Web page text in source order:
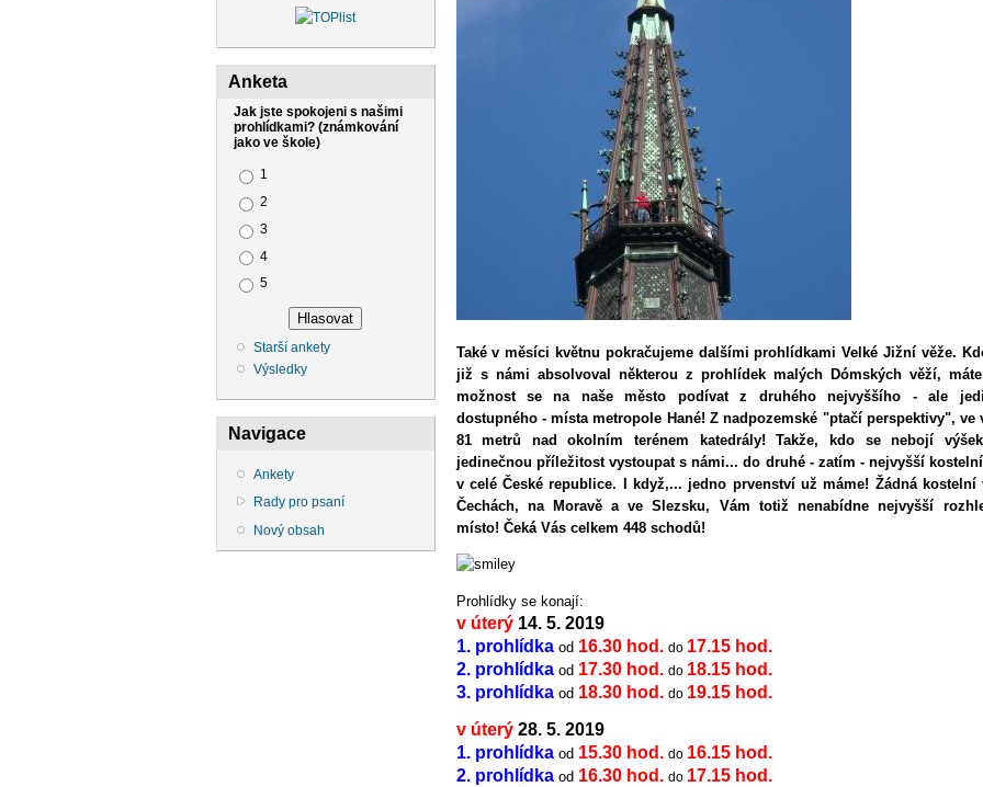
Anketa
Jak jste spokojeni s našimi
prohlídkami? (známkování
jako ve škole)
Možnosti výběru
1
2
3
4
5
Starší ankety
Výsledky
Navigace
Ankety
Rady pro psaní
Nový obsah
Také v měsíci květnu pokračujeme dalšími prohlídkami Velké Jižní věže.
již s námi absolvoval některou z prohlídek malých Dómských věží,
možnost se na naše město podívat z druhého nejvyššího - ale
dostupného - místa metropole Hané! Z nadpozemské "ptačí perspektivy", ve
81 metrů nad okolním terénem katedrály! Takže, kdo se nebojí
jedinečnou příležitost vystoupat s námi... do druhé - zatím - nejvyšší
v celé České republice. I když,... jedno prvenství už máme! Žádná kostelní
Čechách, na Moravě a ve Slezsku, Vám totiž nenabídne nejvyšší
místo! Čeká Vás celkem 448 schodů!
Prohlídky se konají:
v úterý 14. 5. 2019
1. prohlídkaod16.30 hod. do 17.15 hod.
2. prohlídkaod17.30 hod. do 18.15 hod.
3. prohlídkaod18.30 hod. do 19.15 hod.
v úterý 28. 5. 2019
1. prohlídkaod15.30 hod. do 16.15 hod.
2. prohlídkaod16.30 hod. do 17.15 hod.